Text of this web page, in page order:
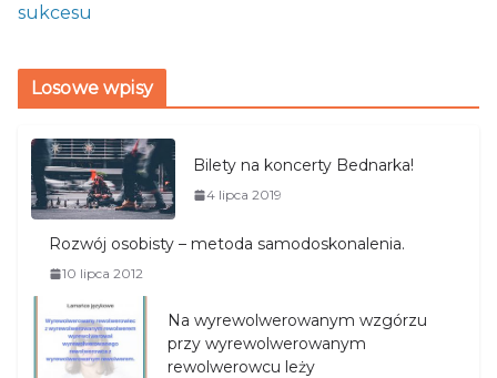
sukcesu
Losowe wpisy
Bilety na koncerty Bednarka!
4 lipca 2019
Rozwój osobisty – metoda samodoskonalenia.
10 lipca 2012
Na wyrewolwerowanym wzgórzu
przy wyrewolwerowanym
rewolwerowcu leży